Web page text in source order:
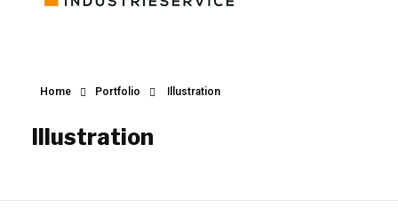
Home Portfolio Illustration
Illustration